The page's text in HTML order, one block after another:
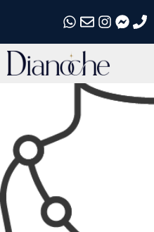
התקשרו אלינו
התקשרו אלינו
התקשרו אלינו
התקשרו אלינו
התקשרו אלינו